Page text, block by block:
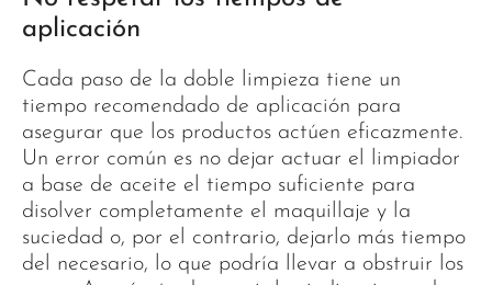
aplicación
Cada paso de la doble limpieza tiene un
tiempo recomendado de aplicación para
asegurar que los productos actúen eficazmente.
Un error común es no dejar actuar el limpiador
a base de aceite el tiempo suficiente para
disolver completamente el maquillaje y la
suciedad o, por el contrario, dejarlo más tiempo
del necesario, lo que podría llevar a obstruir los